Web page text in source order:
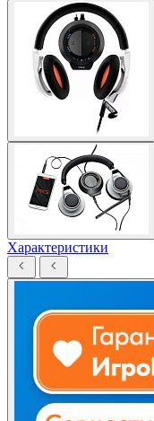
Характеристики